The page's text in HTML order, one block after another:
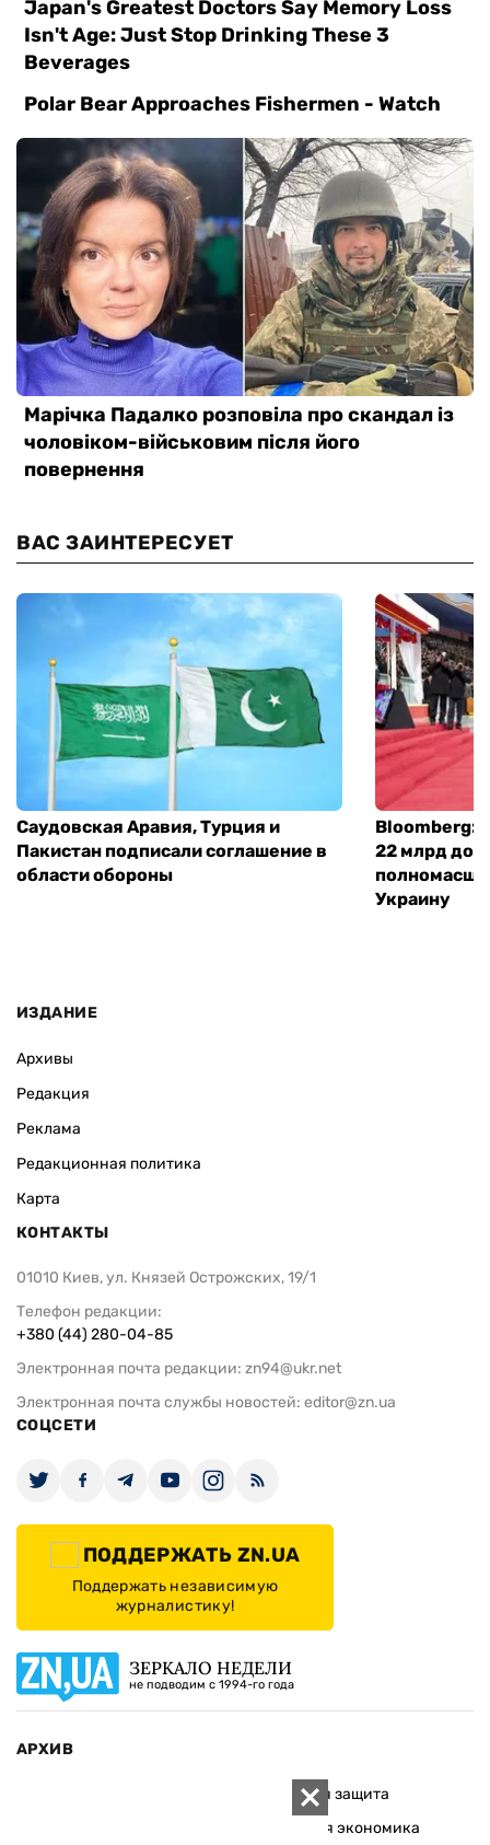
ВАС ЗАИНТЕРЕСУЕТ
Саудовская Аравия, Турция и
Пакистан подписали соглашение в
области обороны
Bloomberg:
22 млрд
Украину
ИЗДАНИЕ
Архивы
Редакция
Реклама
Редакционная политика
Карта
КОНТАКТЫ
01010 Киев, ул. Князей Острожских, 19/1
Телефон редакции:
+380 (44) 280-04-85
Электронная почта редакции: zn94@ukr.net
Электронная почта службы новостей: editor@zn.ua
СОЦСЕТИ
ПОДДЕРЖАТЬ ZN.UA
Поддержать независимую
журналистику!
ЗЕРКАЛО НЕДЕЛИ
не подводим с 1994-го года
АРХИВ
Социальная защита
Зарубежная экономика